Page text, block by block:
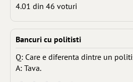
4.01 din 46 voturi
Bancuri cu politisti
Q: Care e diferenta dintre un
A: Tava.